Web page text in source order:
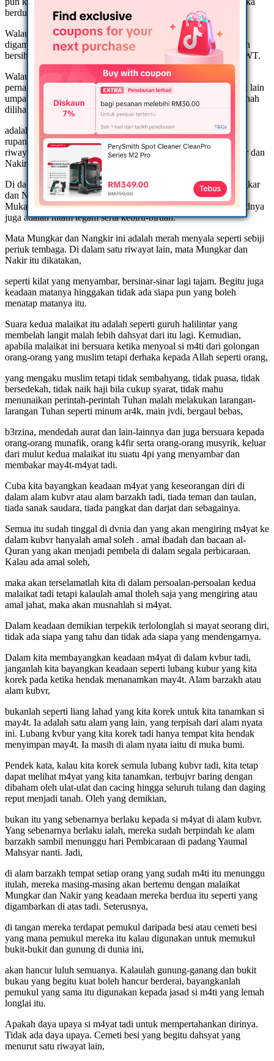
berdua dinamakan Mungkar dan Nakir.
Walau bagaimana pun keadaan kedua orang malaikat ini dapat
digambarkan juga oleh ulama-ulama yang jiwa mereka suci dan
bersih yang mana mereka itu sentiasa dalam pimpinan Allah SWT.
Walau pun kedua malaikat malaikat Mungkar dan Nakir tidak
pernah dilihat oleh sesiapa pun, tidak seperti malaikat- malaikat lain
umpamanya Jibril dan Mikail yang mana kedua mereka itu pernah
dilihat oleh Rasulullah malah Jibril,
adalah yang selalu bertemu dengan Rasulullah sama ada dalam
rupanya yang asal mahupun dalam rupa menyamar, namun ada
riwayat-riwayat hadis yang menggambarkan keadaan Mungkar dan
Nakir itu.
Di dalam satu riwayat hadis menceritakan bahawa muka Mungkar
dan Nakir ini adalah amat hitam dan legam lagi kebiru-biruan.
Mukanya itu adalah terlalu besar dan lebar. Selain dari itu, jasadnya
juga adalah hitam legam serta kebiru-biruan.
Mata Mungkar dan Nangkir ini adalah merah menyala seperti sebiji
periuk tembaga. Di dalam satu riwayat lain, mata Mungkar dan
Nakir itu dikatakan,
seperti kilat yang menyambar, bersinar-sinar lagi tajam. Begitu juga
keadaan matanya hinggakan tidak ada siapa pun yang boleh
menatap matanya itu.
Suara kedua malaikat itu adalah seperti guruh halilintar yang
membelah langit malah lebih dahsyat dari itu lagi. Kemudian,
apabila malaikat ini bersuara ketika menyoal si m4ti dari golongan
orang-orang yang muslim tetapi derhaka kepada Allah seperti orang,
yang mengaku muslim tetapi tidak sembahyang, tidak puasa, tidak
bersedekah, tidak naik haji bila cukup syarat, tidak mahu
menunaikan perintah-perintah Tuhan malah melakukan larangan-
larangan Tuhan seperti minum ar4k, main jvdi, bergaul bebas,
b3rzina, mendedah aurat dan lain-lainnya dan juga bersuara kepada
orang-orang munafik, orang k4fir serta orang-orang musyrik, keluar
dari mulut kedua malaikat itu suatu 4pi yang menyambar dan
membakar may4t-m4yat tadi.
Cuba kita bayangkan keadaan m4yat yang keseorangan diri di
dalam alam kubvr atau alam barzakh tadi, tiada teman dan taulan,
tiada sanak saudara, tiada pangkat dan darjat dan sebagainya.
Semua itu sudah tinggal di dvnia dan yang akan mengiring m4yat ke
dalam kubvr hanyalah amal soleh . amal ibadah dan bacaan al-
Quran yang akan menjadi pembela di dalam segala perbicaraan.
Kalau ada amal soleh,
maka akan terselamatlah kita di dalam persoalan-persoalan kedua
malaikat tadi tetapi kalaulah amal tholeh saja yang mengiring atau
amal jahat, maka akan musnahlah si m4yat.
Dalam keadaan demikian terpekik terlolonglah si mayat seorang diri,
tidak ada siapa yang tahu dan tidak ada siapa yang mendengarnya.
Dalam kita membayangkan keadaan m4yat di dalam kvbur tadi,
janganlah kita bayangkan keadaan seperti lubang kubur yang kita
korek pada ketika hendak menanamkan may4t. Alam barzakh atau
alam kubvr,
bukanlah seperti liang lahad yang kita korek untuk kita tanamkan si
may4t. Ia adalah satu alam yang lain, yang terpisah dari alam nyata
ini. Lubang kvbur yang kita korek tadi hanya tempat kita hendak
menyimpan may4t. Ia masih di alam nyata iaitu di muka bumi.
Pendek kata, kalau kita korek semula lubang kubvr tadi, kita tetap
dapat melihat m4yat yang kita tanamkan, terbujvr baring dengan
dibaham oleh ulat-ulat dan cacing hingga seluruh tulang dan daging
reput menjadi tanah. Oleh yang demikian,
bukan itu yang sebenarnya berlaku kepada si m4yat di alam kubvr.
Yang sebenarnya berlaku ialah, mereka sudah berpindah ke alam
barzakh sambil menunggu hari Pembicaraan di padang Yaumal
Mahsyar nanti. Jadi,
di alam barzakh tempat setiap orang yang sudah m4ti itu menunggu
itulah, mereka masing-masing akan bertemu dengan malaikat
Mungkar dan Nakir yang keadaan mereka berdua itu seperti yang
digambarkan di atas tadi. Seterusnya,
di tangan mereka terdapat pemukul daripada besi atau cemeti besi
yang mana pemukul mereka itu kalau digunakan untuk memukul
bukit-bukit dan gunung di dunia ini,
akan hancur luluh semuanya. Kalaulah gunung-ganang dan bukit
bukau yang begitu kuat boleh hancur berderai, bayangkanlah
pemukul yang sama itu digunakan kepada jasad si m4ti yang lemah
longlai itu.
Apakah daya upaya si m4yat tadi untuk mempertahankan dirinya.
Tidak ada daya upaya. Cemeti besi yang begitu dahsyat yang
menurut satu riwayat lain,